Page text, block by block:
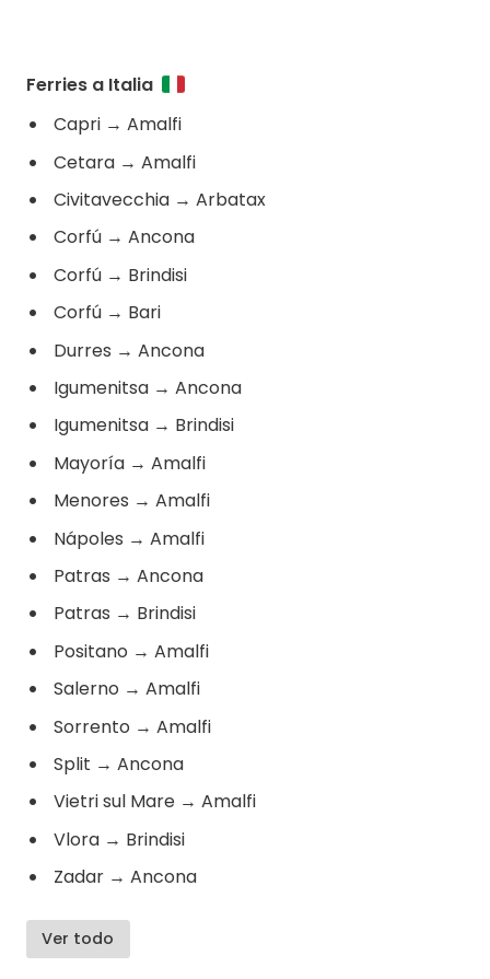
Ferries a Italia
Capri → Amalfi
Cetara → Amalfi
Civitavecchia → Arbatax
Corfú → Ancona
Corfú → Brindisi
Corfú → Bari
Durres → Ancona
Igumenitsa → Ancona
Igumenitsa → Brindisi
Mayoría → Amalfi
Menores → Amalfi
Nápoles → Amalfi
Patras → Ancona
Patras → Brindisi
Positano → Amalfi
Salerno → Amalfi
Sorrento → Amalfi
Split → Ancona
Vietri sul Mare → Amalfi
Vlora → Brindisi
Zadar → Ancona
Ver todo